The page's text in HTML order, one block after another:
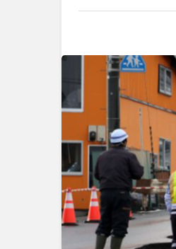
yönelik
İki hükümlü